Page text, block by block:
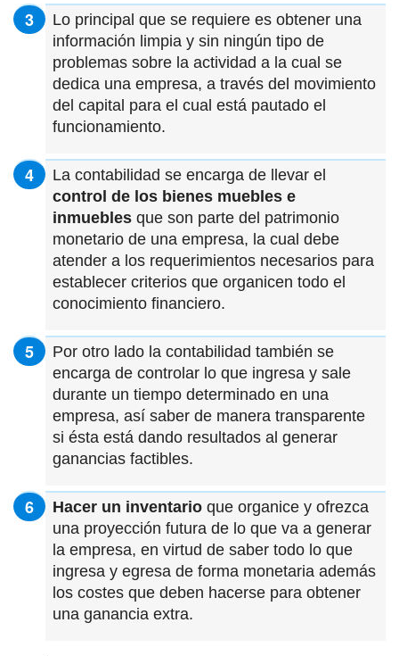
Lo principal que se requiere es obtener una
información limpia y sin ningún tipo de
problemas sobre la actividad a la cual se
dedica una empresa, a través del movimiento
del capital para el cual está pautado el
funcionamiento.
La contabilidad se encarga de llevar el
control de los bienes muebles e
inmuebles que son parte del patrimonio
monetario de una empresa, la cual debe
atender a los requerimientos necesarios para
establecer criterios que organicen todo el
conocimiento financiero.
Por otro lado la contabilidad también se
encarga de controlar lo que ingresa y sale
durante un tiempo determinado en una
empresa, así saber de manera transparente
si ésta está dando resultados al generar
ganancias factibles.
Hacer un inventario que organice y ofrezca
una proyección futura de lo que va a generar
la empresa, en virtud de saber todo lo que
ingresa y egresa de forma monetaria además
los costes que deben hacerse para obtener
una ganancia extra.